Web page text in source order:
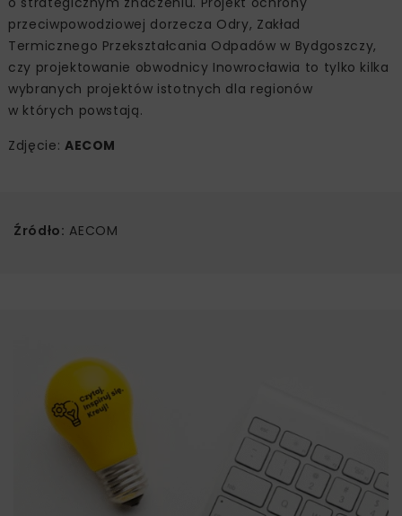
przeciwpowodziowej dorzecza Odry, Zakład
Termicznego Przekształcania Odpadów w Bydgoszczy,
czy projektowanie obwodnicy Inowrocławia to tylko kilka
wybranych projektów istotnych dla regionów
w których powstają.
Zdjęcie: AECOM
Źródło: AECOM